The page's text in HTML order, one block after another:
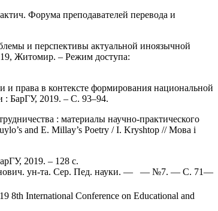
Форума преподавателей перевода и
и перспективы актуальной иноязычной
Житомир. – Режим доступа:
права в контексте формирования национальной
: БарГУ, 2019. – С. 93–94.
: материалы научно-практического
and E. Millay’s Poetry / I. Kryshtop // Мова і
2019. – 128 с.
ун-та. Сер. Пед. науки. — — №7. — С. 71—
8th International Conference on Educational and